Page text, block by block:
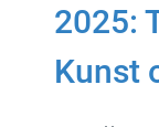
2025:
Kunst